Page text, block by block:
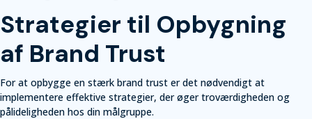
Strategier til Opbygning
af Brand Trust
For at opbygge en stærk brand trust er det nødvendigt at
implementere effektive strategier, der øger troværdigheden og
pålideligheden hos din målgruppe.